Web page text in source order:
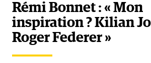
Rémi Bonnet : « Mon
inspiration ? Kilian
Roger Federer »